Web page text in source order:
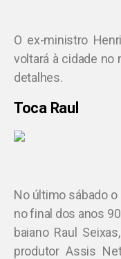
O ex-ministro
voltará à cidade no
detalhes.
Toca Raul
No último sábado o
no final dos anos
baiano Raul
produtor Assis